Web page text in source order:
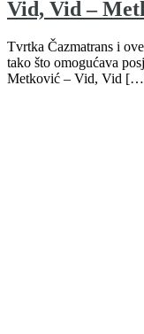
Vid, Vid –
Tvrtka Čazmatrans i
tako što omogućava
Metković – Vid, Vid